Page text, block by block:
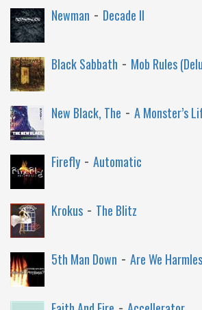
Newman - Decade II
Black Sabbath - Mob Rules
New Black, The - A Monster’s
Firefly - Automatic
Krokus - The Blitz
5th Man Down - Are We